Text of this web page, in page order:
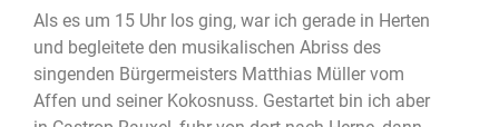
Als es um 15 Uhr los ging, war ich gerade in Herten
und begleitete den musikalischen Abriss des
singenden Bürgermeisters Matthias Müller vom
Affen und seiner Kokosnuss. Gestartet bin ich aber